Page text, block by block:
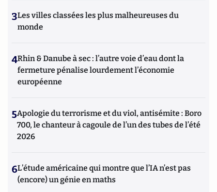
3Les villes classées les plus malheureuses du
monde
4Rhin & Danube à sec : l’autre voie d’eau dont la
fermeture pénalise lourdement l’économie
européenne
5Apologie du terrorisme et du viol, antisémite : Boro
700, le chanteur à cagoule de l’un des tubes de l’été
2026
6L’étude américaine qui montre que l’IA n’est pas
(encore) un génie en maths